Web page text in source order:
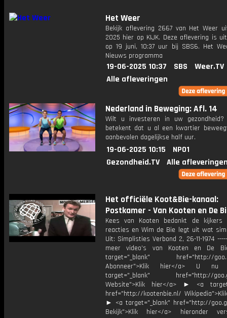
Het Weer
Bekijk aflevering 2667 van Het Weer
2025 hier op KIJK. Deze aflevering is
op 19 juni, 10:37 uur bij SBS6. Het
Nieuws programma
19-06-2025 10:37 SBS
Weer.TV
Alle afleveringen
Nederland in Beweging: Afl. 14
Wilt u investeren in uw gezondheid?
betekent dat u al een kwartier
aanbevolen dagelijkse half uur.
19-06-2025 10:15
NPO1
Gezondheid.TV
Alle
Het officiële Koot&Bie-kanaal:
Postkamer - Van Kooten en De
Kees van Kooten bedankt de kijkers
reacties en Wim de Bie legt uit wat
Uit: Simplisties Verbond 2, 26-11-1974
meer video’s van Kooten en De
target="_blank" href="http://
Abonneer">Klik hier</a> U
target="_blank" href="http://
Website">Klik hier</a> ► <a
href="http://kootenbie.nl/
► <a target="_blank" href="http://
Bekijk">Klik hier</a> hieronder